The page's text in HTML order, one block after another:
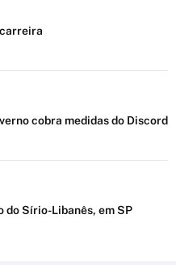
cobra medidas do Discord
do Sírio-Libanês, em SP